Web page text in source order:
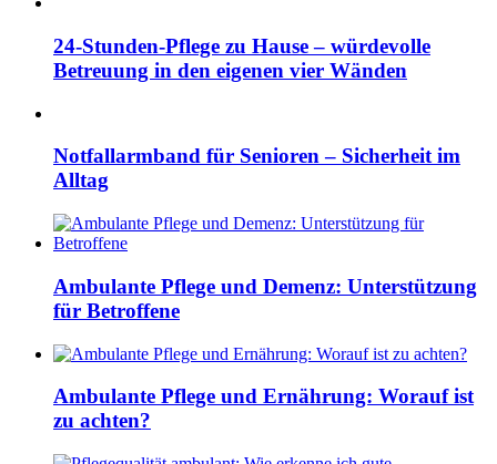
24-Stunden-Pflege zu Hause – würdevolle
Betreuung in den eigenen vier Wänden
Notfallarmband für Senioren – Sicherheit im
Alltag
Ambulante Pflege und Demenz: Unterstützung
für Betroffene
Ambulante Pflege und Ernährung: Worauf ist
zu achten?